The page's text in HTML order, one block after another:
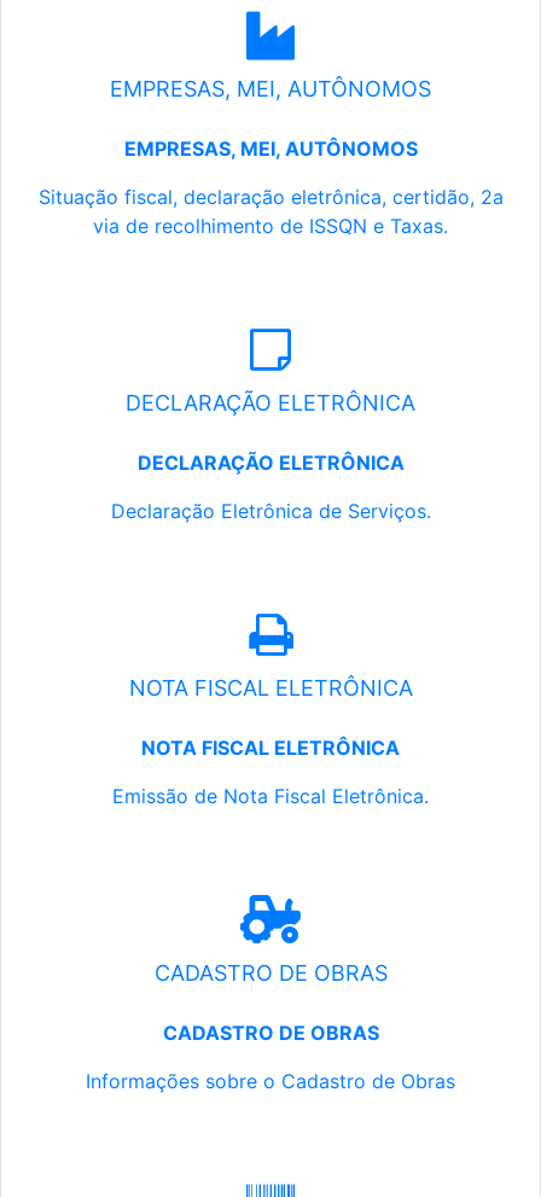
EMPRESAS, MEI, AUTÔNOMOS
EMPRESAS, MEI, AUTÔNOMOS
Situação fiscal, declaração eletrônica, certidão, 2a
via de recolhimento de ISSQN e Taxas.
DECLARAÇÃO ELETRÔNICA
DECLARAÇÃO ELETRÔNICA
Declaração Eletrônica de Serviços.
NOTA FISCAL ELETRÔNICA
NOTA FISCAL ELETRÔNICA
Emissão de Nota Fiscal Eletrônica.
CADASTRO DE OBRAS
CADASTRO DE OBRAS
Informações sobre o Cadastro de Obras